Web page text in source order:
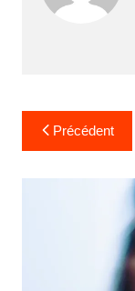
Navigation
de
l’article
Précédent